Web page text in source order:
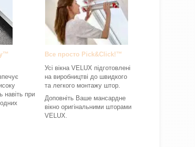
навіть при
Все просто Pick&Click!™
Усі вікна VELUX підготовлені
на виробництві до швидкого
та легкого монтажу штор.
Доповніть Ваше мансардне
вікно оригінальними шторами
VELUX.